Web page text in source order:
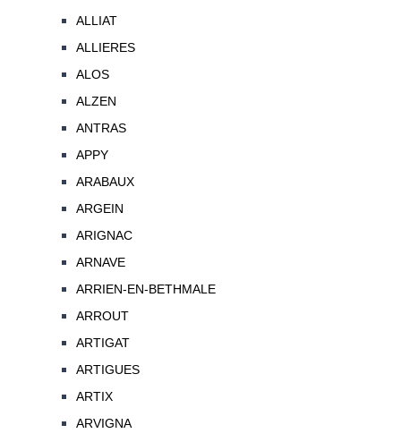
ALLIAT
ALLIERES
ALOS
ALZEN
ANTRAS
APPY
ARABAUX
ARGEIN
ARIGNAC
ARNAVE
ARRIEN-EN-BETHMALE
ARROUT
ARTIGAT
ARTIGUES
ARTIX
ARVIGNA